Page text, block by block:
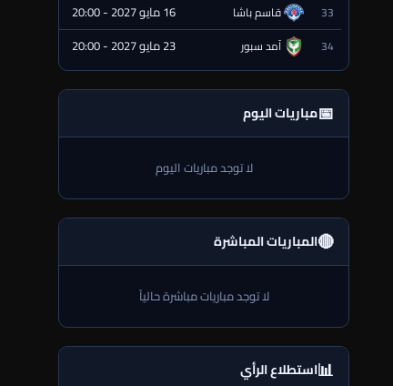
33 قاسم باشا 16 مايو 2027 - 20:00
34 آمد سبور 23 مايو 2027 - 20:00
📅مباريات اليوم
لا توجد مباريات اليوم
🔴المباريات المباشرة
لا توجد مباريات مباشرة حالياً
📊استطلاع الرأي